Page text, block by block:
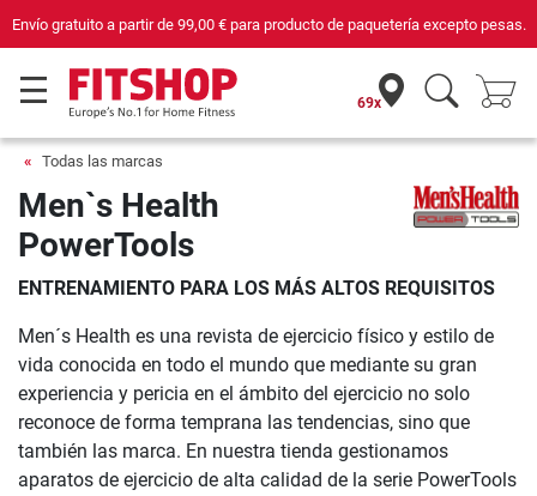
Envío gratuito a partir de 99,00 €para producto de paquetería excepto pesas.
69x
Todas las marcas
Men`s Health
PowerTools
ENTRENAMIENTO PARA LOS MÁS ALTOS REQUISITOS
Men´s Health es una revista de ejercicio físico y estilo de
vida conocida en todo el mundo que mediante su gran
experiencia y pericia en el ámbito del ejercicio no solo
reconoce de forma temprana las tendencias, sino que
también las marca. En nuestra tienda gestionamos
aparatos de ejercicio de alta calidad de la serie PowerTools